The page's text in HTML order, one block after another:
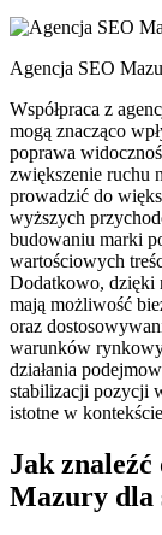
Agencja SEO
Współpraca z
mogą znacząco
poprawa
zwiększenie ruchu
prowadzić do
wyższych
budowaniu marki
wartościowych
Dodatkowo, dzięki
mają możliwość
oraz
warunków
działania
stabilizacji pozycji
istotne w
Jak znaleźć
Mazury dla